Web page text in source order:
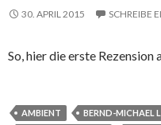
30. APRIL 2015 SCHREIBE
So, hier die erste Rezension
AMBIENT BERND-MICHAEL